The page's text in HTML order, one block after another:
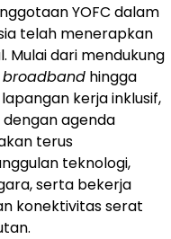
YOFC dalam
telah menerapkan
Mulai dari mendukung
broadband hingga
kerja inklusif,
dengan agenda
terus
teknologi,
, serta bekerja
konektivitas serat